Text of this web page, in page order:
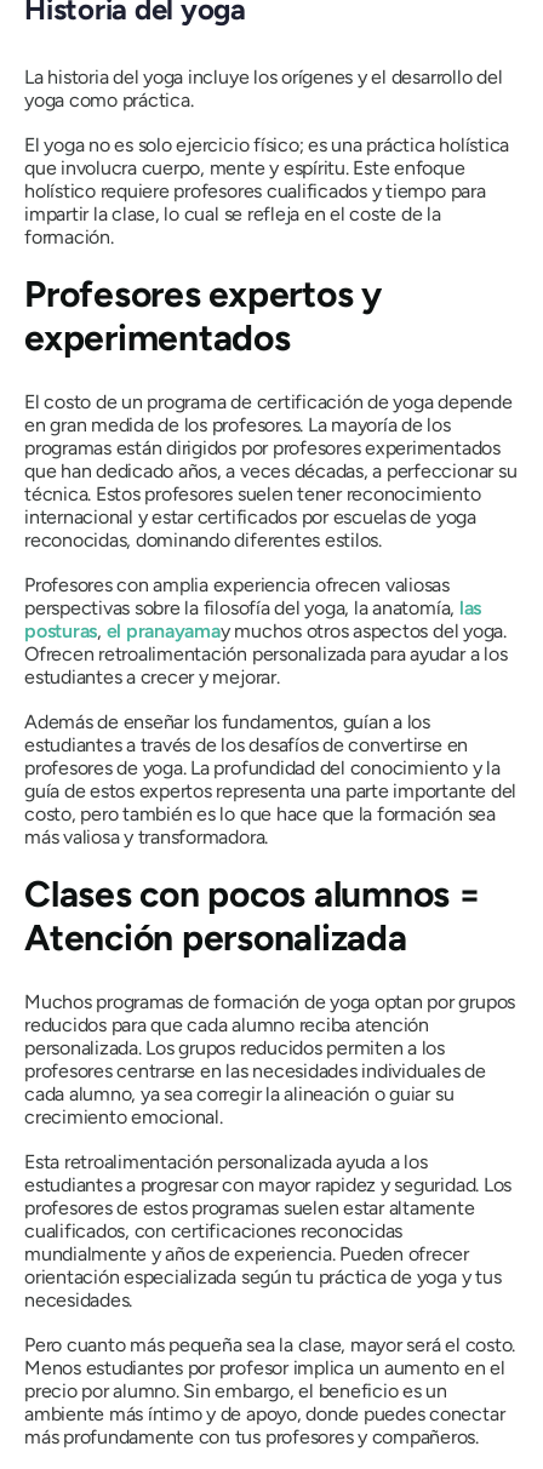
Historia del yoga
La historia del yoga incluye los orígenes y el desarrollo del
yoga como práctica.
El yoga no es solo ejercicio físico; es una práctica holística
que involucra cuerpo, mente y espíritu. Este enfoque
holístico requiere profesores cualificados y tiempo para
impartir la clase, lo cual se refleja en el coste de la
formación.
Profesores expertos y
experimentados
El costo de un programa de certificación de yoga depende
en gran medida de los profesores. La mayoría de los
programas están dirigidos por profesores experimentados
que han dedicado años, a veces décadas, a perfeccionar su
técnica. Estos profesores suelen tener reconocimiento
internacional y estar certificados por escuelas de yoga
reconocidas, dominando diferentes estilos.
Profesores con amplia experiencia ofrecen valiosas
perspectivas sobre la filosofía del yoga, la anatomía, las
posturas, el pranayamay muchos otros aspectos del yoga.
Ofrecen retroalimentación personalizada para ayudar a los
estudiantes a crecer y mejorar.
Además de enseñar los fundamentos, guían a los
estudiantes a través de los desafíos de convertirse en
profesores de yoga. La profundidad del conocimiento y la
guía de estos expertos representa una parte importante del
costo, pero también es lo que hace que la formación sea
más valiosa y transformadora.
Clases con pocos alumnos =
Atención personalizada
Muchos programas de formación de yoga optan por grupos
reducidos para que cada alumno reciba atención
personalizada. Los grupos reducidos permiten a los
profesores centrarse en las necesidades individuales de
cada alumno, ya sea corregir la alineación o guiar su
crecimiento emocional.
Esta retroalimentación personalizada ayuda a los
estudiantes a progresar con mayor rapidez y seguridad. Los
profesores de estos programas suelen estar altamente
cualificados, con certificaciones reconocidas
mundialmente y años de experiencia. Pueden ofrecer
orientación especializada según tu práctica de yoga y tus
necesidades.
Pero cuanto más pequeña sea la clase, mayor será el costo.
Menos estudiantes por profesor implica un aumento en el
precio por alumno. Sin embargo, el beneficio es un
ambiente más íntimo y de apoyo, donde puedes conectar
más profundamente con tus profesores y compañeros.